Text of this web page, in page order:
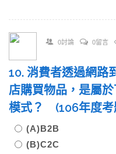
0討論 0留言
10. 消費者透過網路
店購買物品，是屬
模式？ (106年度
(A)B2B
(B)C2C